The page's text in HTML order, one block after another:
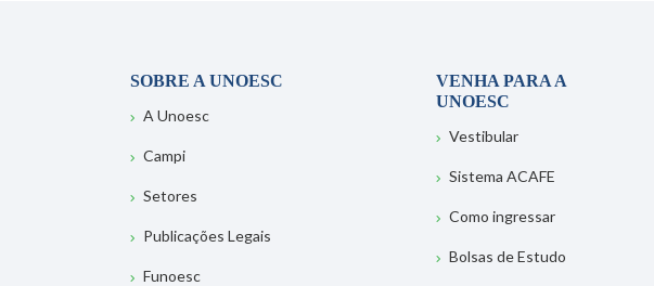
SOBRE A UNOESC
A Unoesc
Campi
Setores
Publicações Legais
Funoesc
VENHA PARA A
UNOESC
Vestibular
Sistema ACAFE
Como ingressar
Bolsas de Estudo